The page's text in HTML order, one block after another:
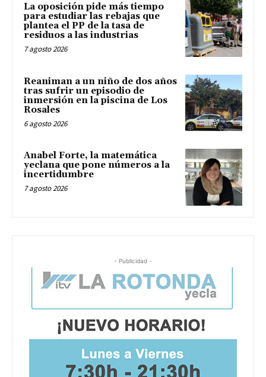
La oposición pide más tiempo
para estudiar las rebajas que
plantea el PP de la tasa de
residuos a las industrias
7 agosto 2026
Reaniman a un niño de dos años
tras sufrir un episodio de
inmersión en la piscina de Los
Rosales
6 agosto 2026
Anabel Forte, la matemática
yeclana que pone números a la
incertidumbre
7 agosto 2026
- Publicidad -